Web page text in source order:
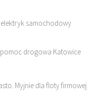
samochodowy
drogowa Katowice
Myjnie dla floty firmowej